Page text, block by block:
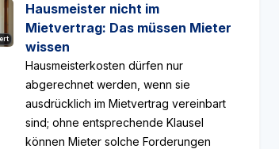
Hausmeister nicht im
Mietvertrag: Das müssen Mieter
wissen
Hausmeisterkosten dürfen nur
abgerechnet werden, wenn sie
ausdrücklich im Mietvertrag vereinbart
sind; ohne entsprechende Klausel
können Mieter solche Forderungen